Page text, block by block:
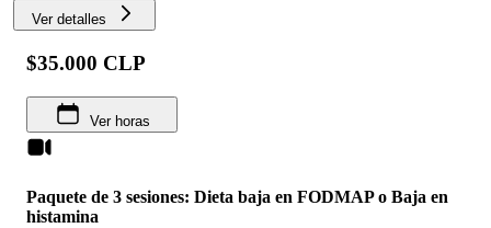
Ver detalles
$35.000 CLP
Ver horas
Paquete de 3 sesiones: Dieta baja en FODMAP o Baja en
histamina